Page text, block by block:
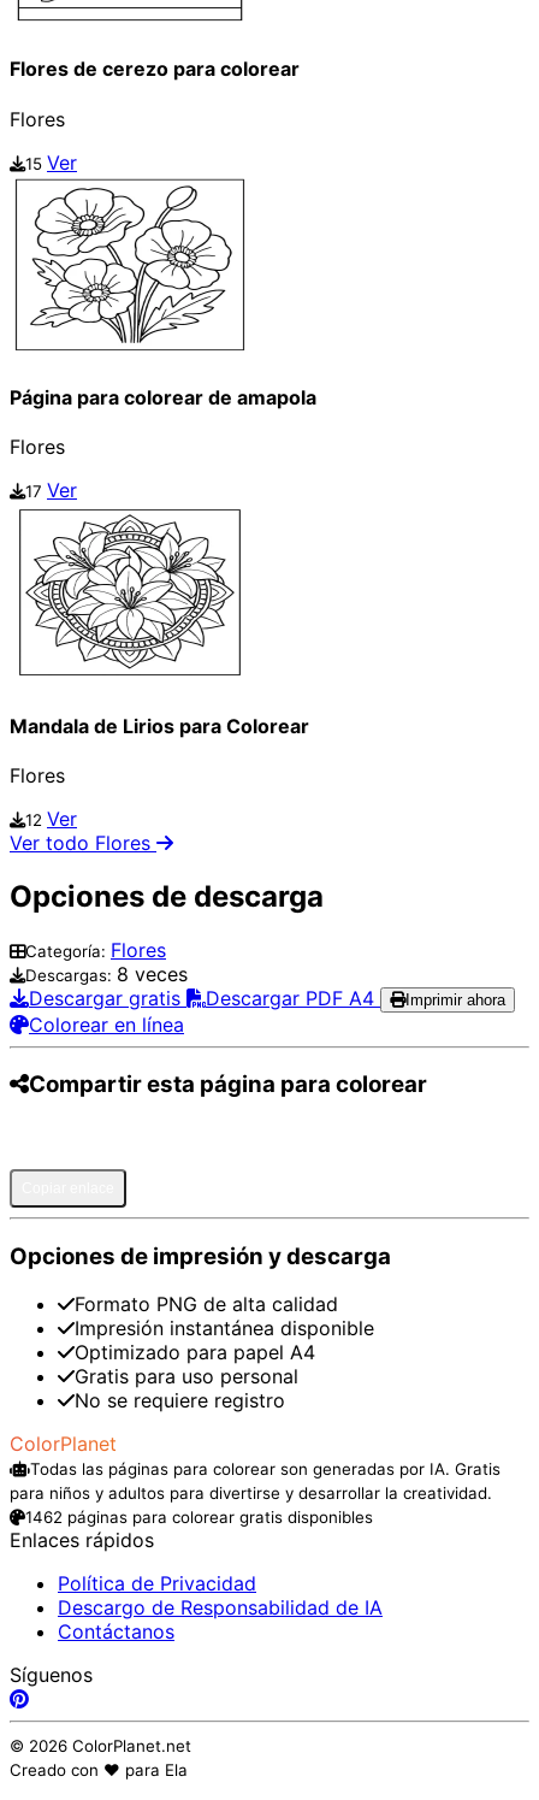
Flores de cerezo para colorear
Flores
15 Ver
Página para colorear de amapola
Flores
17 Ver
Mandala de Lirios para Colorear
Flores
12 Ver
Ver todo Flores
Opciones de descarga
Categoría: Flores
Descargas: 8 veces
Descargar gratis
Descargar PDF A4 Imprimir ahora
Colorear en línea
Compartir esta página para colorear
Opciones de impresión y descarga
Formato PNG de alta calidad
Impresión instantánea disponible
Optimizado para papel A4
Gratis para uso personal
No se requiere registro
ColorPlanet
Todas las páginas para colorear son generadas por IA. Gratis
para niños y adultos para divertirse y desarrollar la creatividad.
1462 páginas para colorear gratis disponibles
Enlaces rápidos
Política de Privacidad
Descargo de Responsabilidad de IA
Contáctanos
Síguenos
© 2026 ColorPlanet.net
Creado con ❤️ para Ela